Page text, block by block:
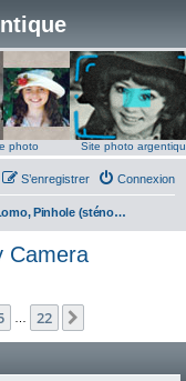
photo Site photo
Connexion
S’enregistrer
Lomo, Pinhole (sténopé) et Toy Camera
Camera
22